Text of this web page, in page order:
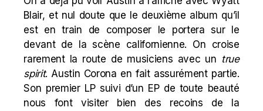
Blair, et nul doute que le deuxième album qu’il
est en train de composer le portera sur le
devant de la scène californienne. On croise
rarement la route de musiciens avec un true
spirit. Austin Corona en fait assurément partie.
Son premier LP suivi d’un EP de toute beauté
nous font visiter bien des recoins de la